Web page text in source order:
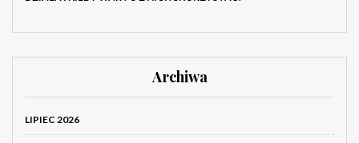
Archiwa
LIPIEC 2026